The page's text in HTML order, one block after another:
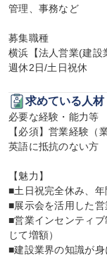
管理、事務など
募集職種
横浜【法人営業(建
週休2日/土日祝休
求めている人材
必要な経験・能力等
【必須】営業経験（
英語に抵抗のない方
【魅力】
■土日祝完全休み、
■展示会を活用した
■営業インセンティ
じて増額）
■建設業界の知識が